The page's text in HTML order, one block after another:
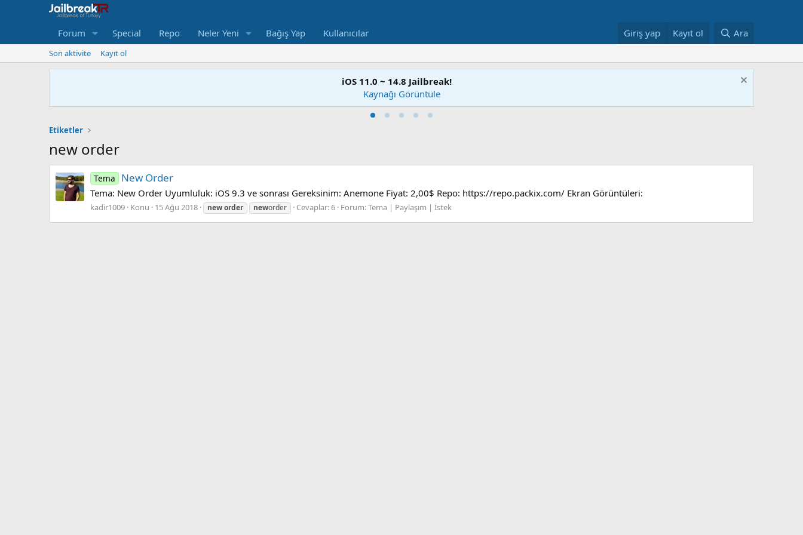
Forum Special Repo Neler Yeni Bağış Yap Kullanıcılar Giriş yap Kayıt ol Ara
Son aktivite Kayıt ol
iOS 11.0 ~ 14.8 Jailbreak!
Kaynağı Görüntüle
Etiketler
new order
Tema New Order
Tema: New Order Uyumluluk: iOS 9.3 ve sonrası Gereksinim: Anemone Fiyat: 2,00$ Repo: https://repo.packix.com/ Ekran Görüntüleri:
kadir1009 Konu 15 Ağu 2018 neworder neworder Cevaplar: 6 Forum:Tema | Paylaşım | İstek